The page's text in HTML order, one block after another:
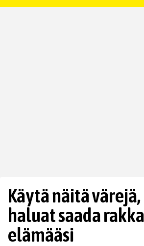
Käytä näitä
haluat saada
elämääsi